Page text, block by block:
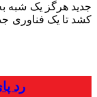
جدید هرگز یک شبه
کشد تا یک فناوری
رد